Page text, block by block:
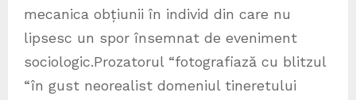
mecanica obțiunii în individ din care nu
lipsesc un spor însemnat de eveniment
sociologic.Prozatorul “fotografiază cu blitzul
“în gust neorealist domeniul tineretului